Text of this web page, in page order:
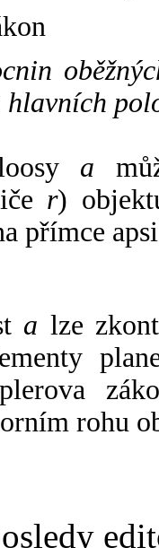
a
r)
přímce
a lze
rohu